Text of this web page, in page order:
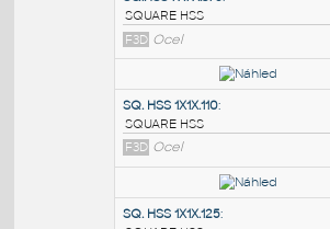
PODOBNÉ
SQ.HSS 7X7X.375:
SQUARE HSS
F3D Ocel